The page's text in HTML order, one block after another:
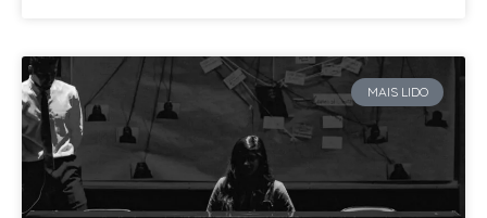
MAIS LIDO